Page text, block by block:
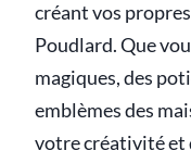
créant vos
Poudlard. Que
magiques, des
emblèmes des
votre créativité et